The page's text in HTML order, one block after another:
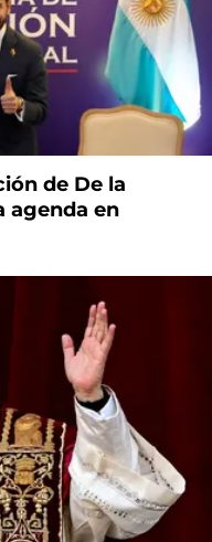
de De la
agenda en